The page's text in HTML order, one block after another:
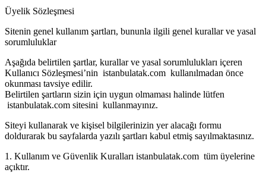
Üyelik Sözleşmesi
Sitenin genel kullanım şartları, bununla ilgili genel kurallar ve yasal
sorumluluklar
Aşağıda belirtilen şartlar, kurallar ve yasal sorumlulukları içeren
Kullanıcı Sözleşmesi’nin istanbulatak.com kullanılmadan önce
okunması tavsiye edilir.
Belirtilen şartların sizin için uygun olmaması halinde lütfen
istanbulatak.com sitesini kullanmayınız.
Siteyi kullanarak ve kişisel bilgilerinizin yer alacağı formu
doldurarak bu sayfalarda yazılı şartları kabul etmiş sayılmaktasınız.
1. Kullanım ve Güvenlik Kuralları istanbulatak.com tüm üyelerine
açıktır.